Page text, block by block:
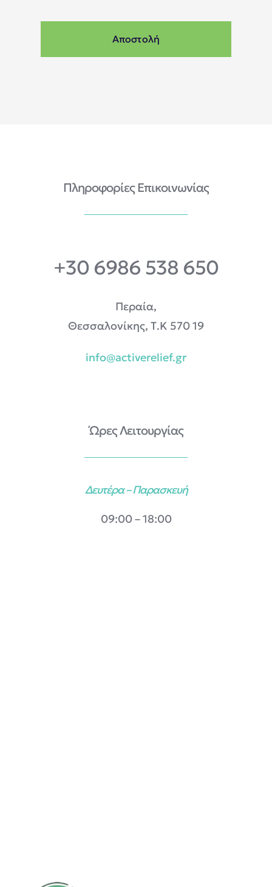
Αποστολή
Πληροφορίες Επικοινωνίας
+30 6986 538 650
Περαία,
Θεσσαλονίκης, Τ.Κ 570 19
info@activerelief.gr
Ώρες Λειτουργίας
Δευτέρα – Παρασκευή
09:00 – 18:00